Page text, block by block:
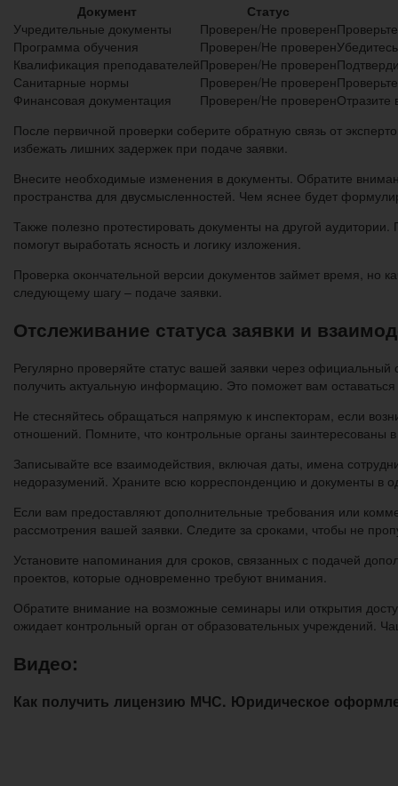
Документ
Статус
Учредительные документы
Проверен/Не проверен
Программа обучения
Проверен/Не проверен
Квалификация преподавателейПроверен/Не проверен
Санитарные нормы
Проверен/Не проверен
Финансовая документация
Проверен/Не проверенОтразите
После первичной проверки соберите обратную связь от
избежать лишних задержек при подаче заявки.
Внесите необходимые изменения в документы. Обратите
пространства для двусмысленностей. Чем яснее будет
Также полезно протестировать документы на другой
помогут выработать ясность и логику изложения.
Проверка окончательной версии документов займет время, но
следующему шагу – подаче заявки.
Отслеживание статуса заявки и
Регулярно проверяйте статус вашей заявки через
получить актуальную информацию. Это поможет вам
Не стесняйтесь обращаться напрямую к инспекторам, если
отношений. Помните, что контрольные органы заинтересованы
Записывайте все взаимодействия, включая даты, имена
недоразумений. Храните всю корреспонденцию и документы в
Если вам предоставляют дополнительные требования или
рассмотрения вашей заявки. Следите за сроками, чтобы не
Установите напоминания для сроков, связанных с подачей
проектов, которые одновременно требуют внимания.
Обратите внимание на возможные семинары или открытия
ожидает контрольный орган от образовательных учреждений.
Видео:
Как получить лицензию МЧС. Юридическое